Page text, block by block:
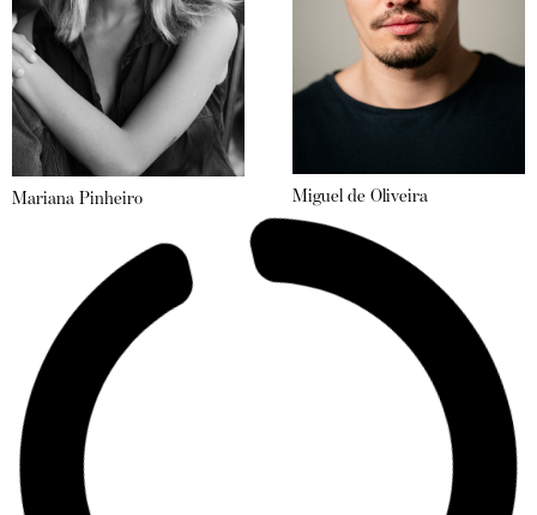
Mariana Pinheiro Miguel de Oliveira
Miguel Frazão Miguel Partidário